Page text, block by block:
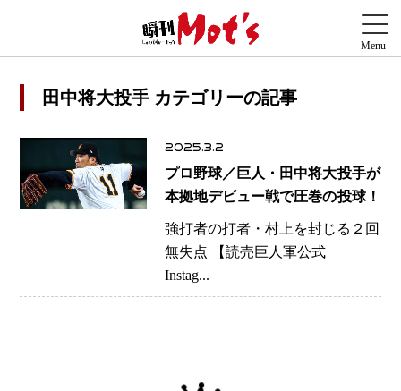
田中将大投手 カテゴリーの記事
2025.3.2
プロ野球／巨人・田中将大投手が
本拠地デビュー戦で圧巻の投球！
強打者の打者・村上を封じる２回
無失点 【読売巨人軍公式
Instag...